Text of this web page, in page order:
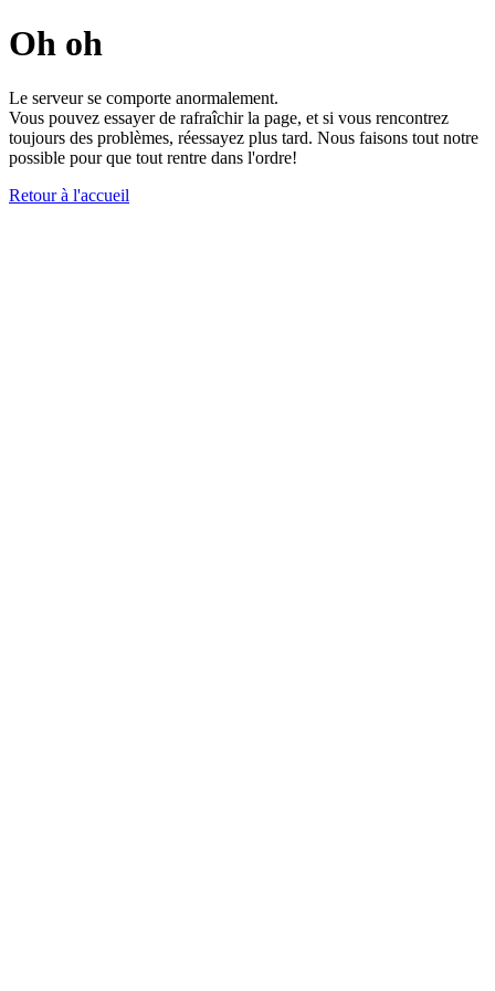
Oh oh
Le serveur se comporte anormalement.
Vous pouvez essayer de rafraîchir la page, et si vous rencontrez
toujours des problèmes, réessayez plus tard. Nous faisons tout notre
possible pour que tout rentre dans l'ordre!
Retour à l'accueil